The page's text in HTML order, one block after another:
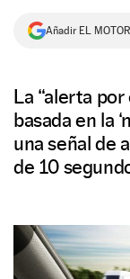
NEWSLETTER
Añadir EL
La “alerta
basada en la
una señal de
de 10